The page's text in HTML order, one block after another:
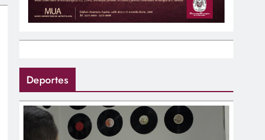
Deportes